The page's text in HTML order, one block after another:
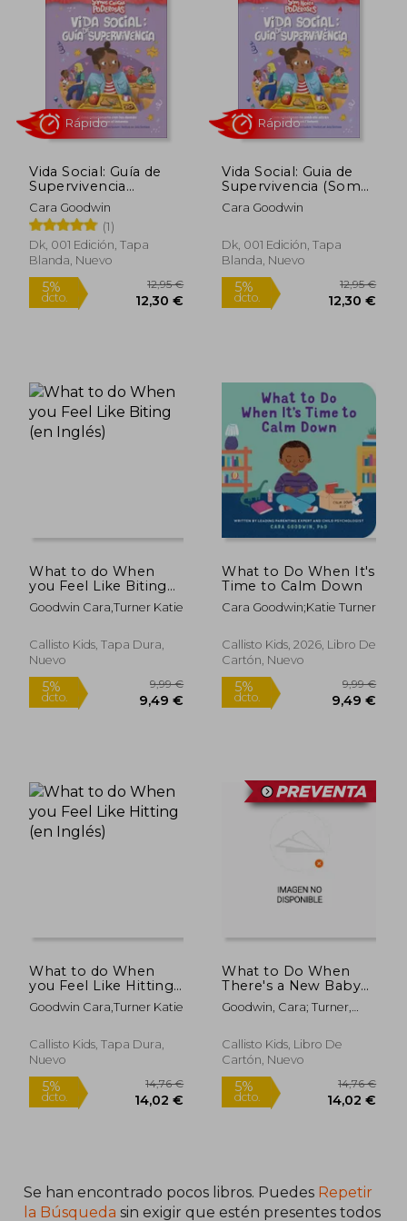
Vida Social: Guía de
Supervivencia
(Somos Chicas
Poderosas): Cómo
Relacionarte con los
Demás y no Morir en
el Intento
Cara Goodwin
(1)
Dk, 001 Edición, Tapa
Blanda, Nuevo
5%
dcto.
12,95 €
12,30 €
Rápido
Vida Social: Guia de
Supervivencia (Som
Noies Poderoses) (en
Catalán)
Cara Goodwin
Dk, 001 Edición, Tapa
Blanda, Nuevo
5%
dcto.
What to do When
you Feel Like Biting
(en Inglés)
Goodwin Cara,Turner Katie
Callisto Kids, Tapa Dura,
Nuevo
What to Do When It's
Time to Calm Down
Cara Goodwin;Katie Turner
Callisto Kids, 2026, Libro De
Cartón, Nuevo
What to do When
you Feel Like Hitting
(en Inglés)
Goodwin Cara,Turner Katie
Callisto Kids, Tapa Dura,
Nuevo
What to Do When
There's a New Baby
in the Family (en
Inglés)
Goodwin, Cara; Turner,
Callisto Kids, Libro De
Cartón, Nuevo
Se han encontrado pocos libros. Puedes Repetir
la Búsqueda sin exigir que estén presentes todos